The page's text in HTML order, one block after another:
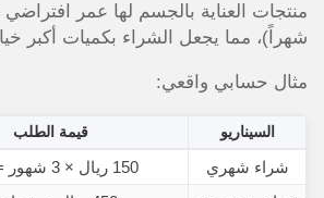
شهراً)، مما يجعل الشراء بكميات أكبر
مثال حسابي واقعي:
السيناريو قيمة الطلب
شراء شهري 150 ريال × 3 شهور = 450